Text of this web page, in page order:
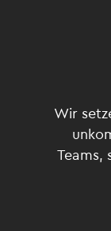
Wir
Teams,